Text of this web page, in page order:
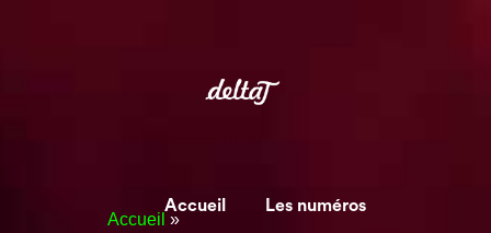
Accueil Les numéros
Accueil »